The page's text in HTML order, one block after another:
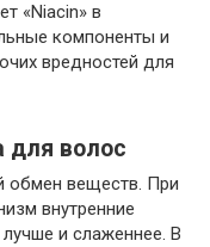
«Niacin» в
компоненты и
вредностей для
для волос
обмен веществ. При
внутренние
и слаженнее. В